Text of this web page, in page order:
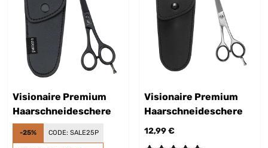
Visionaire Premium
Haarschneideschere
-25% CODE: SALE25P
Visionaire Premium
Haarschneideschere
12,99 €